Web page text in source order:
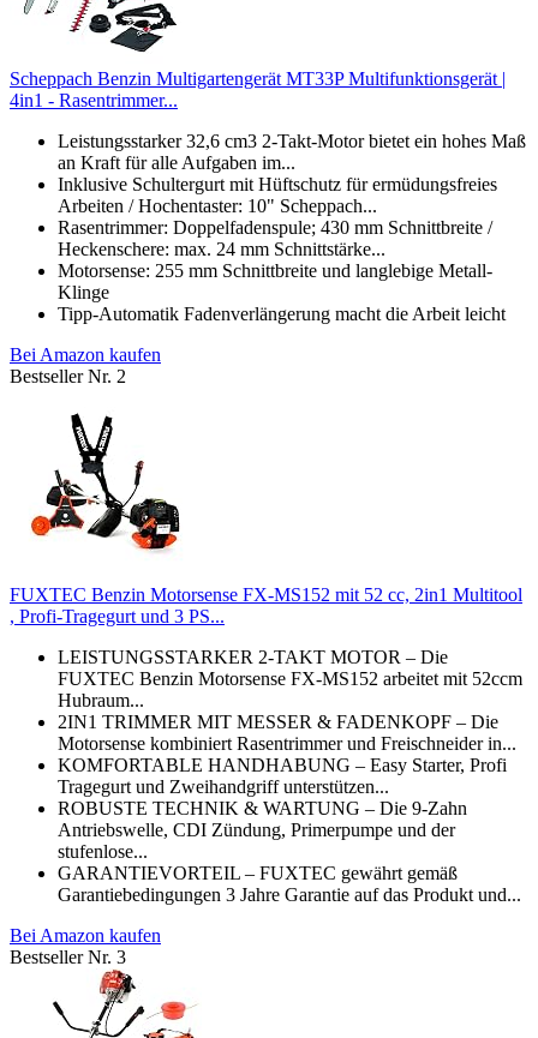
Scheppach Benzin Multigartengerät MT33P Multifunktionsgerät |
4in1 - Rasentrimmer...
Leistungsstarker 32,6 cm3 2-Takt-Motor bietet ein hohes Maß
an Kraft für alle Aufgaben im...
Inklusive Schultergurt mit Hüftschutz für ermüdungsfreies
Arbeiten / Hochentaster: 10" Scheppach...
Rasentrimmer: Doppelfadenspule; 430 mm Schnittbreite /
Heckenschere: max. 24 mm Schnittstärke...
Motorsense: 255 mm Schnittbreite und langlebige Metall-
Klinge
Tipp-Automatik Fadenverlängerung macht die Arbeit leicht
Bei Amazon kaufen
Bestseller Nr. 2
FUXTEC Benzin Motorsense FX-MS152 mit 52 cc, 2in1 Multitool
, Profi-Tragegurt und 3 PS...
LEISTUNGSSTARKER 2-TAKT MOTOR – Die
FUXTEC Benzin Motorsense FX-MS152 arbeitet mit 52ccm
Hubraum...
2IN1 TRIMMER MIT MESSER & FADENKOPF – Die
Motorsense kombiniert Rasentrimmer und Freischneider in...
KOMFORTABLE HANDHABUNG – Easy Starter, Profi
Tragegurt und Zweihandgriff unterstützen...
ROBUSTE TECHNIK & WARTUNG – Die 9-Zahn
Antriebswelle, CDI Zündung, Primerpumpe und der
stufenlose...
GARANTIEVORTEIL – FUXTEC gewährt gemäß
Garantiebedingungen 3 Jahre Garantie auf das Produkt und...
Bei Amazon kaufen
Bestseller Nr. 3